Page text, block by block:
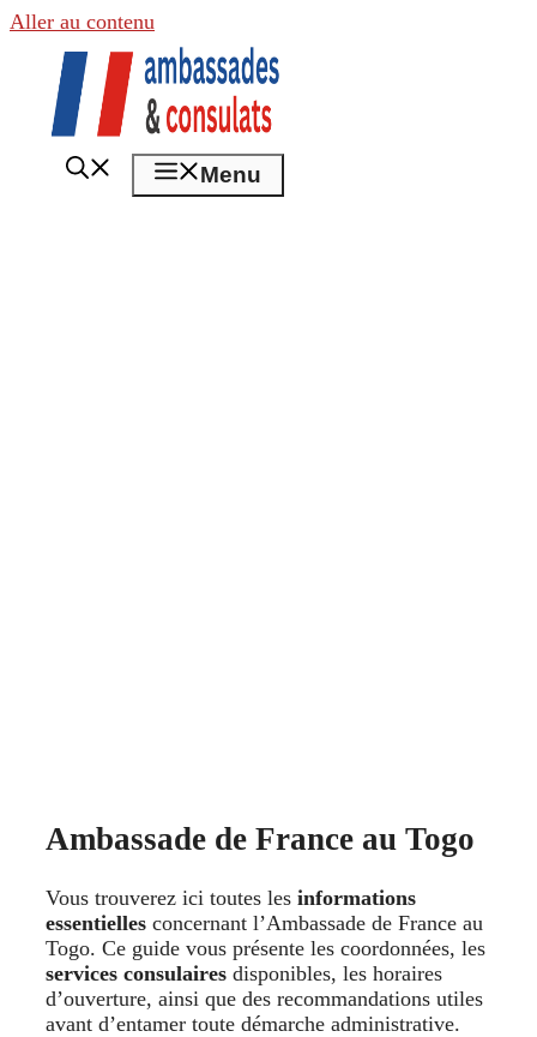
Aller au contenu
Menu
Ambassade de France au Togo
Vous trouverez ici toutes les informations
essentielles concernant l’Ambassade de France au
Togo. Ce guide vous présente les coordonnées, les
services consulaires disponibles, les horaires
d’ouverture, ainsi que des recommandations utiles
avant d’entamer toute démarche administrative.